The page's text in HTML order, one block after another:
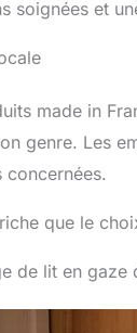
soignées et
made in
genre. Les
concernées.
que le
de lit en gaze